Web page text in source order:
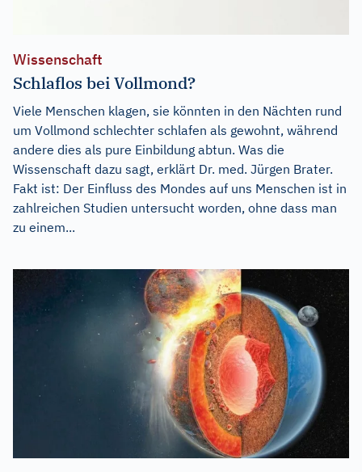
Wissenschaft
Schlaflos bei Vollmond?
Viele Menschen klagen, sie könnten in den Nächten rund
um Vollmond schlechter schlafen als gewohnt, während
andere dies als pure Einbildung abtun. Was die
Wissenschaft dazu sagt, erklärt Dr. med. Jürgen Brater.
Fakt ist: Der Einfluss des Mondes auf uns Menschen ist in
zahlreichen Studien untersucht worden, ohne dass man
zu einem...